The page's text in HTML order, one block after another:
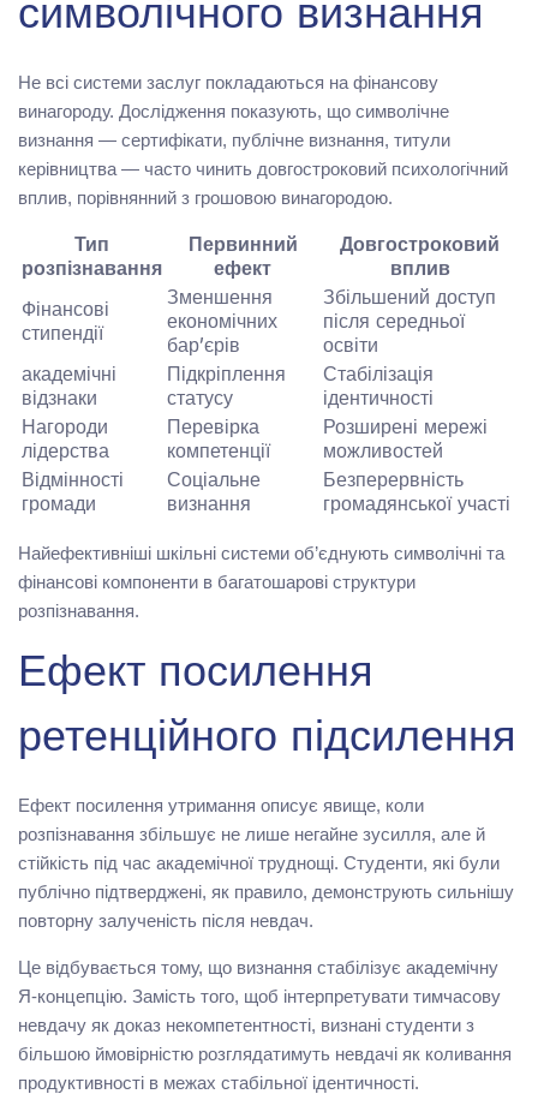
символічного визнання
Не всі системи заслуг покладаються на фінансову
винагороду. Дослідження показують, що символічне
визнання — сертифікати, публічне визнання, титули
керівництва — часто чинить довгостроковий психологічний
вплив, порівнянний з грошовою винагородою.
Тип
розпізнавання
Первинний
ефект
Довгостроковий
вплив
Фінансові
стипендії
Зменшення
економічних
бар’єрів
Збільшений доступ
після середньої
освіти
академічні
відзнаки
Підкріплення
статусу
Стабілізація
ідентичності
Нагороди
лідерства
Перевірка
компетенції
Розширені мережі
можливостей
Відмінності
громади
Соціальне
визнання
Безперервність
громадянської участі
Найефективніші шкільні системи об’єднують символічні та
фінансові компоненти в багатошарові структури
розпізнавання.
Ефект посилення
ретенційного підсилення
Ефект посилення утримання описує явище, коли
розпізнавання збільшує не лише негайне зусилля, але й
стійкість під час академічної труднощі. Студенти, які були
публічно підтверджені, як правило, демонструють сильнішу
повторну залученість після невдач.
Це відбувається тому, що визнання стабілізує академічну
Я-концепцію. Замість того, щоб інтерпретувати тимчасову
невдачу як доказ некомпетентності, визнані студенти з
більшою ймовірністю розглядатимуть невдачі як коливання
продуктивності в межах стабільної ідентичності.